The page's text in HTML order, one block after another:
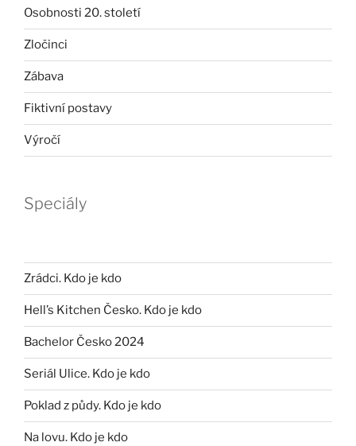
Osobnosti 20. století
Zločinci
Zábava
Fiktivní postavy
Výročí
Speciály
Zrádci. Kdo je kdo
Hell’s Kitchen Česko. Kdo je kdo
Bachelor Česko 2024
Seriál Ulice. Kdo je kdo
Poklad z půdy. Kdo je kdo
Na lovu. Kdo je kdo